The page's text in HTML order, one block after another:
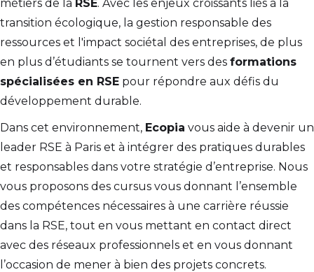
métiers de la RSE. Avec les enjeux croissants liés à la
transition écologique, la gestion responsable des
ressources et l'impact sociétal des entreprises, de plus
en plus d’étudiants se tournent vers des formations
spécialisées en RSE pour répondre aux défis du
développement durable.
Dans cet environnement, Ecopia vous aide à devenir un
leader RSE à Paris et à intégrer des pratiques durables
et responsables dans votre stratégie d’entreprise. Nous
vous proposons des cursus vous donnant l’ensemble
des compétences nécessaires à une carrière réussie
dans la RSE, tout en vous mettant en contact direct
avec des réseaux professionnels et en vous donnant
l’occasion de mener à bien des projets concrets.